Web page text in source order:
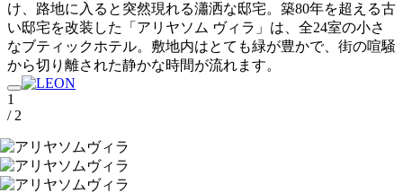
け、路地に入ると突然現れる瀟洒な邸宅。築80年を超える古
い邸宅を改装した「アリヤソム ヴィラ」は、全24室の小さ
なブティックホテル。敷地内はとても緑が豊かで、街の喧騒
から切り離された静かな時間が流れます。
1
/ 2